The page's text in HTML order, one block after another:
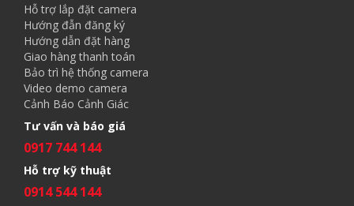
Hỗ trợ lắp đặt camera
Hướng đẫn đăng ký
Hướng dẫn đặt hàng
Giao hàng thanh toán
Bảo trì hệ thống camera
Video demo camera
Cảnh Báo Cảnh Giác
Tư vấn và báo giá
0917 744 144
Hỗ trợ kỹ thuật
0914 544 144